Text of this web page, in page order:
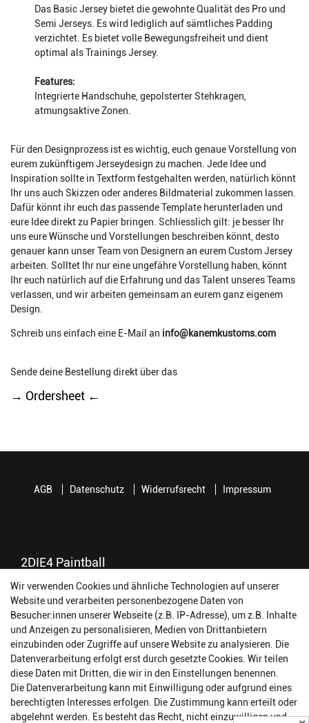
Das Basic Jersey bietet die gewohnte Qualität des Pro und
Semi Jerseys. Es wird lediglich auf sämtliches Padding
verzichtet. Es bietet volle Bewegungsfreiheit und dient
optimal als Trainings Jersey.
Features:
Integrierte Handschuhe, gepolsterter Stehkragen,
atmungsaktive Zonen.
Für den Designprozess ist es wichtig, euch genaue Vorstellung von
eurem zukünftigem Jerseydesign zu machen. Jede Idee und
Inspiration sollte in Textform festgehalten werden, natürlich könnt
Ihr uns auch Skizzen oder anderes Bildmaterial zukommen lassen.
Dafür könnt ihr euch das passende Template herunterladen und
eure Idee direkt zu Papier bringen. Schliesslich gilt: je besser Ihr
uns eure Wünsche und Vorstellungen beschreiben könnt, desto
genauer kann unser Team von Designern an eurem Custom Jersey
arbeiten. Solltet Ihr nur eine ungefähre Vorstellung haben, könnt
Ihr euch natürlich auf die Erfahrung und das Talent unseres Teams
verlassen, und wir arbeiten gemeinsam an eurem ganz eigenem
Design.
Schreib uns einfach eine E-Mail an info@kanemkustoms.com
Sende deine Bestellung direkt über das
→ Ordersheet ←
2DIE4 Paintball
56457 Westerburg
Reinhold-Ferger-Straße 26
order@2die4-sports.com
0 26 63/ 9 68 69 37
Öffnungszeiten
14:00 - 17:00 Uhr
Dienstag:
14:00 - 17:00 Uhr
AGB Datenschutz Widerrufsrecht Impressum
Wir verwenden Cookies und ähnliche Technologien auf unserer
Website und verarbeiten personenbezogene Daten von
Besucher:innen unserer Webseite (z.B. IP-Adresse), um z.B. Inhalte
und Anzeigen zu personalisieren, Medien von Drittanbietern
einzubinden oder Zugriffe auf unsere Website zu analysieren. Die
Datenverarbeitung erfolgt erst durch gesetzte Cookies. Wir teilen
diese Daten mit Dritten, die wir in den Einstellungen benennen.
Die Datenverarbeitung kann mit Einwilligung oder aufgrund eines
berechtigten Interesses erfolgen. Die Zustimmung kann erteilt oder
abgelehnt werden. Es besteht das Recht, nicht einzuwilligen und